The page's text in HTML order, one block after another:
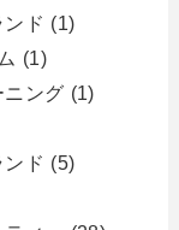
ド (1)
(1)
ニング (1)
ド (5)